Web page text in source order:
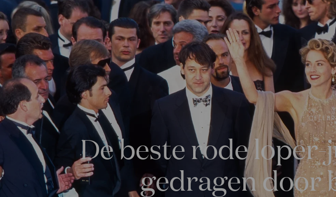
De beste rode
gedragen door